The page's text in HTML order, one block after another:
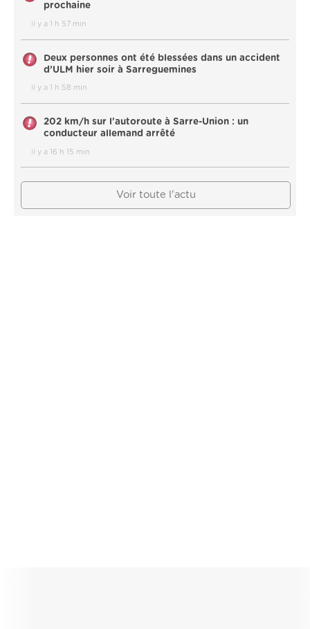
prochaine
il y a 1 h 57 min
Deux personnes ont été blessées dans un accident
d’ULM hier soir à Sarreguemines
il y a 1 h 58 min
202 km/h sur l'autoroute à Sarre-Union : un
conducteur allemand arrêté
il y a 16 h 15 min
Voir toute l'actu